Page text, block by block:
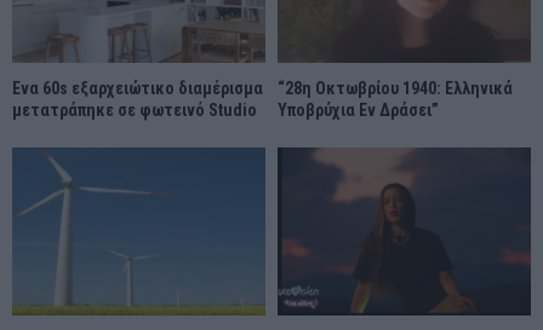
Ένα 60s εξαρχειώτικο διαμέρισμα
μετατράπηκε σε φωτεινό Studio
“28η Οκτωβρίου 1940: Ελληνικά
Υποβρύχια Εν Δράσει”